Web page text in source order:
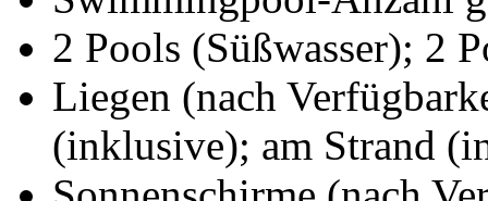
2 Pools (Süßwasser); 2
Liegen (nach
(inklusive); am Strand